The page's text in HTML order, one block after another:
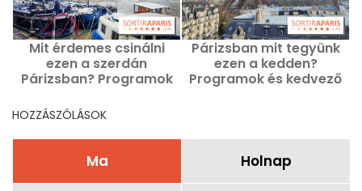
Mit érdemes csinálni
ezen a szerdán
Párizsban? Programok
augusztus 12-én
Párizsban mit tegyünk
ezen a kedden?
Programok és kedvező
HOZZÁSZÓLÁSOK
Ma Holnap